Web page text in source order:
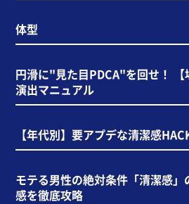
体型
円滑に"見た目PDCA"を回せ！ 【
演出マニュアル
【年代別】要アプデな清潔感
モテる男性の絶対条件「清潔感
感を徹底攻略